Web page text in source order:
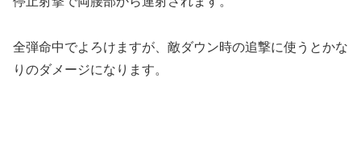
全弾命中でよろけますが、敵ダウン時の追撃に使うとかな
りのダメージになります。